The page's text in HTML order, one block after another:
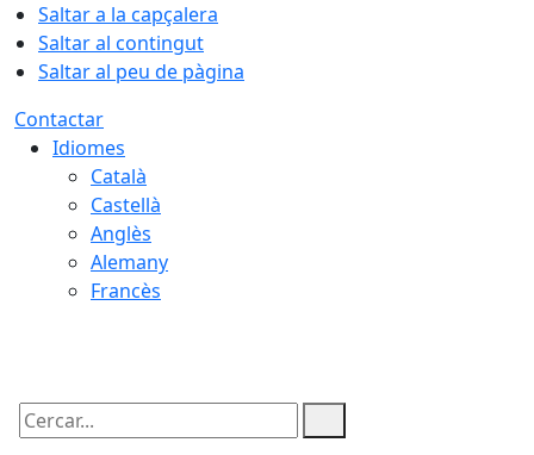
Saltar a la capçalera
Saltar al contingut
Saltar al peu de pàgina
Contactar
Idiomes
Català
Castellà
Anglès
Alemany
Francès
Cercar: